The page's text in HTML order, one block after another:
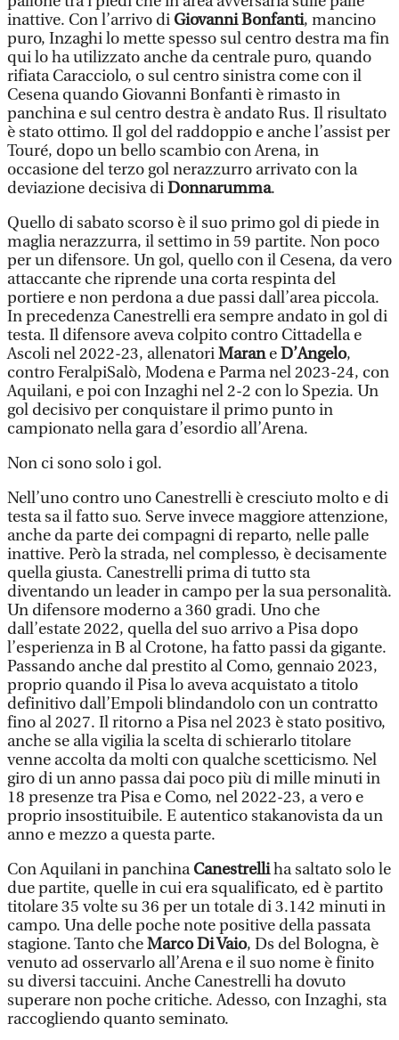
inattive. Con l’arrivo diGiovanni Bonfanti, mancino
puro, Inzaghi lo mette spesso sul centro destra ma fin
qui lo ha utilizzato anche da centrale puro, quando
rifiata Caracciolo, o sul centro sinistra come con il
Cesena quando Giovanni Bonfanti è rimasto in
panchina e sul centro destra è andato Rus. Il risultato
è stato ottimo. Il gol del raddoppio e anche l’assist per
Touré, dopo un bello scambio con Arena, in
occasione del terzo gol nerazzurro arrivato con la
deviazione decisiva diDonnarumma.
Quello di sabato scorso è il suo primo gol di piede in
maglia nerazzurra, il settimo in 59 partite. Non poco
per un difensore. Un gol, quello con il Cesena, da vero
attaccante che riprende una corta respinta del
portiere e non perdona a due passi dall’area piccola.
In precedenza Canestrelli era sempre andato in gol di
testa. Il difensore aveva colpito contro Cittadella e
Ascoli nel 2022-23, allenatoriMaraneD’Angelo,
contro FeralpiSalò, Modena e Parma nel 2023-24, con
Aquilani, e poi con Inzaghi nel 2-2 con lo Spezia. Un
gol decisivo per conquistare il primo punto in
campionato nella gara d’esordio all’Arena.
Non ci sono solo i gol.
Nell’uno contro uno Canestrelli è cresciuto molto e di
testa sa il fatto suo. Serve invece maggiore attenzione,
anche da parte dei compagni di reparto, nelle palle
inattive. Però la strada, nel complesso, è decisamente
quella giusta. Canestrelli prima di tutto sta
diventando un leader in campo per la sua personalità.
Un difensore moderno a 360 gradi. Uno che
dall’estate 2022, quella del suo arrivo a Pisa dopo
l’esperienza in B al Crotone, ha fatto passi da gigante.
Passando anche dal prestito al Como, gennaio 2023,
proprio quando il Pisa lo aveva acquistato a titolo
definitivo dall’Empoli blindandolo con un contratto
fino al 2027. Il ritorno a Pisa nel 2023 è stato positivo,
anche se alla vigilia la scelta di schierarlo titolare
venne accolta da molti con qualche scetticismo. Nel
giro di un anno passa dai poco più di mille minuti in
18 presenze tra Pisa e Como, nel 2022-23, a vero e
proprio insostituibile. E autentico stakanovista da un
anno e mezzo a questa parte.
Con Aquilani in panchinaCanestrelliha saltato solo le
due partite, quelle in cui era squalificato, ed è partito
titolare 35 volte su 36 per un totale di 3.142 minuti in
campo. Una delle poche note positive della passata
stagione. Tanto cheMarco Di Vaio, Ds del Bologna, è
venuto ad osservarlo all’Arena e il suo nome è finito
su diversi taccuini. Anche Canestrelli ha dovuto
superare non poche critiche. Adesso, con Inzaghi, sta
raccogliendo quanto seminato.